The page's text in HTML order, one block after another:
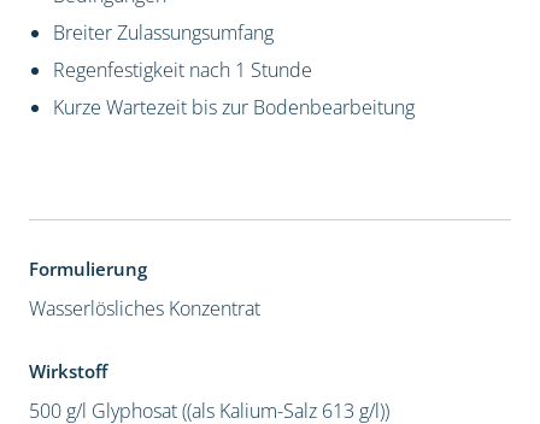
Breiter Zulassungsumfang
Regenfestigkeit nach 1 Stunde
Kurze Wartezeit bis zur Bodenbearbeitung
Formulierung
Wasserlösliches Konzentrat
Wirkstoff
500 g/l Glyphosat ((als Kalium-Salz 613 g/l))